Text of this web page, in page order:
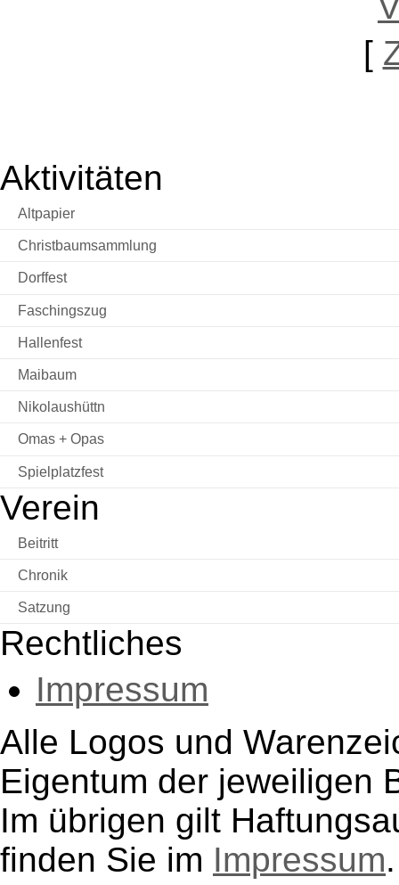
[
Aktivitäten
Altpapier
Christbaumsammlung
Dorffest
Faschingszug
Hallenfest
Maibaum
Nikolaushüttn
Omas + Opas
Spielplatzfest
Verein
Beitritt
Chronik
Satzung
Rechtliches
Impressum
Alle Logos und
Eigentum der jeweiligen
Im übrigen gilt
finden Sie im Impressum.